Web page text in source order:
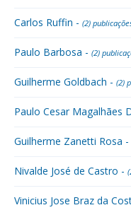
Carlos Ruffin - (2)
Paulo Barbosa - (2)
Guilherme Goldbach - (2)
Paulo Cesar Magalhães
Guilherme Zanetti Rosa -
Nivalde José de Castro -
Vinicius Jose Braz da